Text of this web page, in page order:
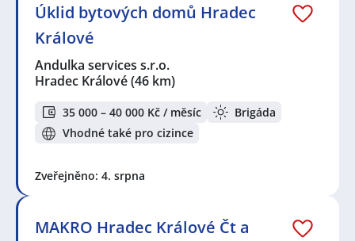
Úklid bytových domů Hradec
Králové
Andulka services s.r.o.
Hradec Králové(46 km)
35 000 – 40 000 Kč / měsíc
Brigáda
Vhodné také pro cizince
Zveřejněno: 4. srpna
MAKRO Hradec Králové Čt a